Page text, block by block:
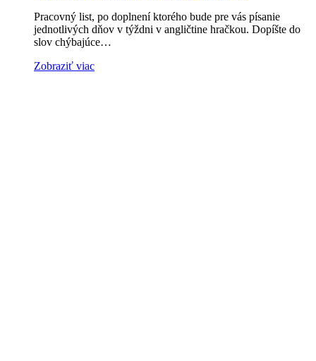
Pracovný list, po doplnení ktorého bude pre vás písanie
jednotlivých dňov v týždni v angličtine hračkou. Dopíšte do
slov chýbajúce…
Zobraziť viac